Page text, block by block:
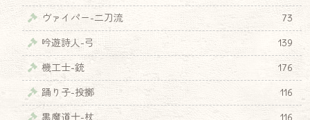
ヴァイパー-二刀流
73
吟遊詩人-弓
139
機工士-銃
176
踊り子-投擲
116
黒魔道士-杖
116